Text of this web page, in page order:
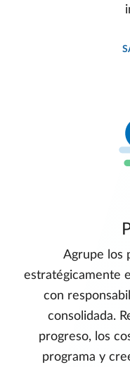
Agrupe los
estratégicamente
con
consolidada.
progreso, los
programa y